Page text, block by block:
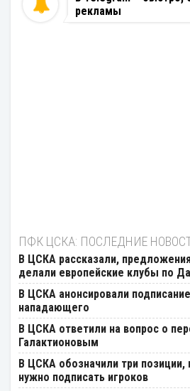
рекламы
ПФК ЦСКА: ПОСЛЕДНИЕ
В ЦСКА рассказали,
делали европейские клубы по
В ЦСКА анонсировали
нападающего
В ЦСКА ответили на вопрос о
Галактионовым
В ЦСКА обозначили три позиции,
нужно подписать игроков